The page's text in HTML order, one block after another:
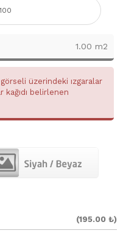
1.00 m2
üzerindeki ızgaralar
kağıdı belirlenen
(195.00 ₺)